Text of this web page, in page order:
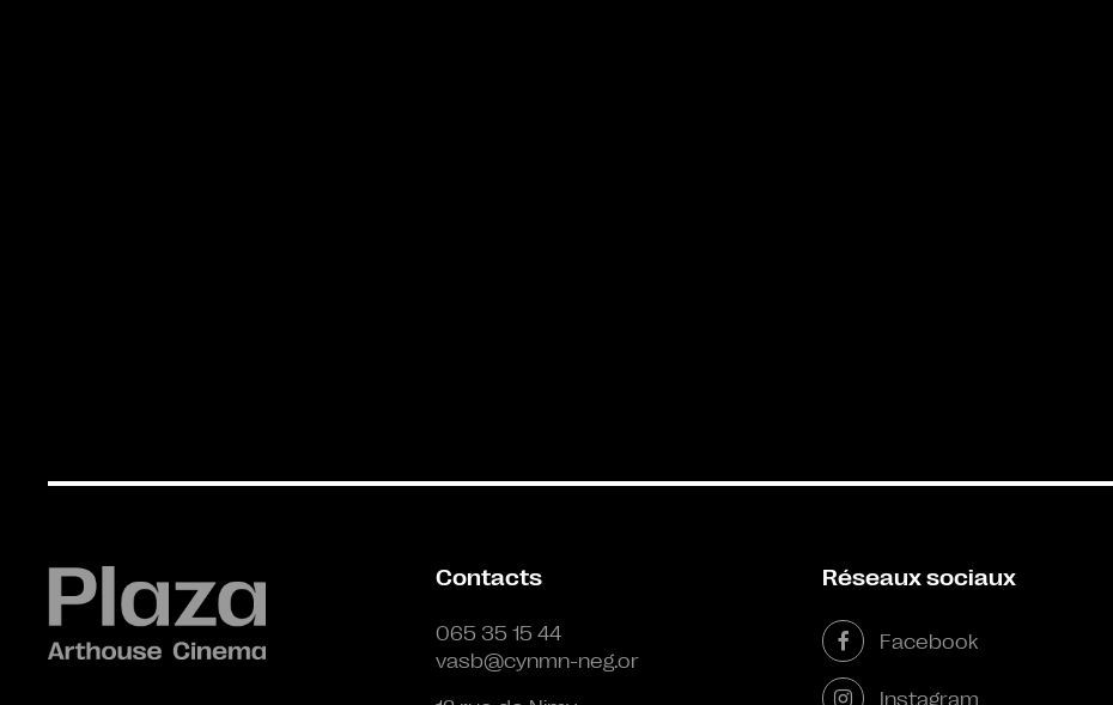
Contacts
065 35 15 44
vasb@cynmn-neg.or
Réseaux sociaux
Facebook
Instagram